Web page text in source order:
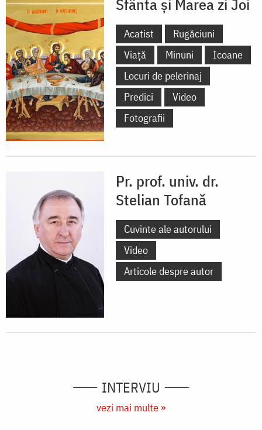
Sfânta și Marea zi Joi
Acatist
Rugăciuni
Viață
Minuni
Icoane
Locuri de pelerinaj
Predici
Video
Fotografii
Pr. prof. univ. dr.
Stelian Tofană
Cuvinte ale autorului
Video
Articole despre autor
INTERVIU
vezi mai multe »